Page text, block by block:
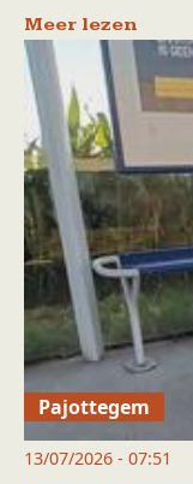
Meer lezen
Pajottegem
13/07/2026 - 07:51